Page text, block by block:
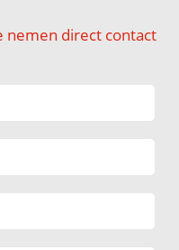
nemen direct contact